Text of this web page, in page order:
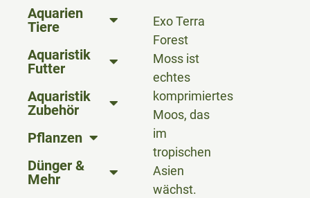
Aquarien
Tiere
Aquaristik
Futter
Aquaristik
Zubehör
Pflanzen
Dünger &
Mehr
Exo Terra
Forest
Moss ist
echtes
komprimiertes
Moos, das
im
tropischen
Asien
wächst.